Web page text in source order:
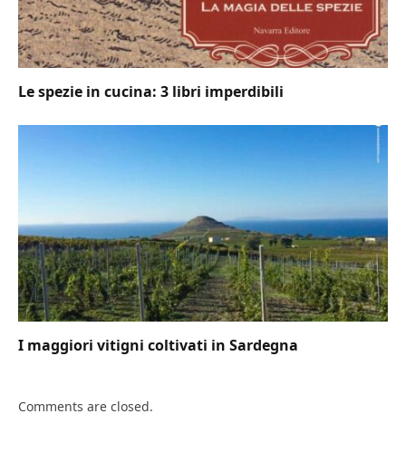
Le spezie in cucina: 3 libri imperdibili
I maggiori vitigni coltivati in Sardegna
Comments are closed.